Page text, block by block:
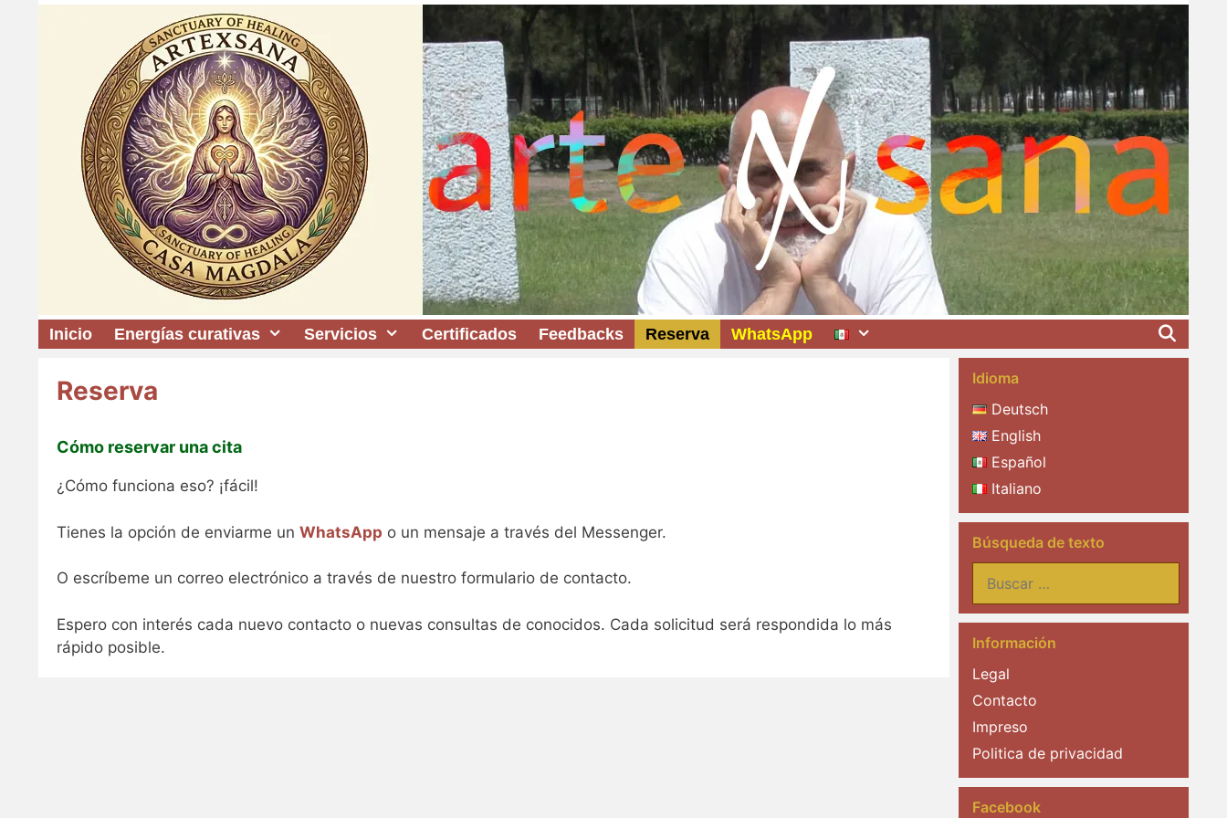
Saltar
Inicio Energías curativas Servicios Certificados Feedbacks Reserva WhatsApp
Reserva
Cómo reservar una cita
¿Cómo funciona eso? ¡fácil!
Tienes la opción de enviarme un WhatsApp o un mensaje a través del Messenger.
O escríbeme un correo electrónico a través de nuestro formulario de contacto.
Espero con interés cada nuevo contacto o nuevas consultas de conocidos. Cada solicitud será respondida lo más
rápido posible.
Idioma
Deutsch
English
Español
Italiano
Búsqueda de texto
Información
Legal
Contacto
Impreso
Politica de privacidad
Facebook